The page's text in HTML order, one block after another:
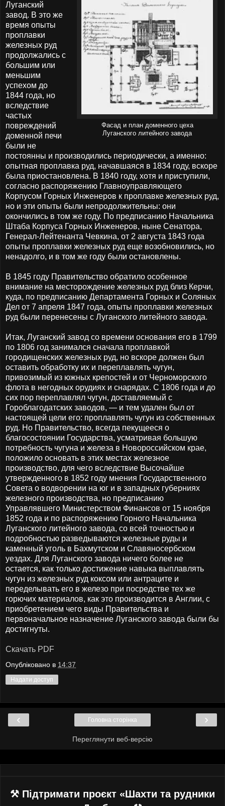
Фасад и план доменного цеха
Луганского литейного завода
Луганский
завод. В это же
время опыты
проплавки
железных руд
продолжались с
большим или
меньшим
успехом до
1844 года, но
вследствие
частых
повреждений
доменной печи
были не
постоянны и производились периодически, а именно:
опытная проплавка руд, начавшаяся в 1834 году, вскоре
была приостановлена. В 1840 году, хотя и приступили,
согласно распоряжению Главноуправляющего
Корпусом Горных Инженеров к проплавке железных руд,
но и эти опыты были непродолжительны: они
окончились в том же году. По предписанию Начальника
Штаба Корпуса Горных Инженеров, ныне Сенатора,
Генерал-Лейтенанта Чевкина, от 2 августа 1843 года
опыты проплавки железных руд еще возобновились, но
ненадолго, и в том же году были остановлены.
В 1845 году Правительство обратило особенное
внимание на месторождение железных руд близ Керчи,
куда, по предписанию Департамента Горных и Соляных
Дел от 7 апреля 1847 года, опыты проплавки железных
руд были перенесены с Луганского литейного завода.
Итак, Луганский завод со времени основания его в 1799
по 1806 год занимался сначала проплавкой
городищенских железных руд, но вскоре должен был
оставить обработку их и переплавлять чугун,
привозимый из южных крепостей и от Черноморского
флота в негодных орудиях и снарядах. С 1806 года и до
сих пор переплавлял чугун, доставляемый с
Гороблагодатских заводов, — и тем удален был от
настоящей цели его: проплавлять чугун из собственных
руд. Но Правительство, всегда пекущееся о
благосостоянии Государства, усматривая большую
потребность чугуна и железа в Новороссийском крае,
положило основать в этих местах железное
производство, для чего вследствие Высочайше
утвержденного в 1852 году мнения Государственного
Совета о водворении на юг и в западных губерниях
железного производства, но предписанию
Управлявшего Министерством Финансов от 15 ноября
1852 года и по распоряжению Горного Начальника
Луганского литейного завода, со всей точностью и
подробностью разведываются железные руды и
каменный уголь в Бахмутском и Славяносербском
уездах. Для Луганского завода ничего более не
остается, как только достижение навыка выплавлять
чугун из железных руд коксом или антраците и
переделывать его в железо при посредстве тех же
горючих материалов, как это производится в Англии, с
приобретением чего виды Правительства и
первоначальное назначение Луганского завода были бы
достигнуты.
Скачать PDF
Опубліковано в 14:37
Надати доступ
‹ ›
Головна сторінка
Переглянути веб-версію
⚒ Підтримати проєкт «Шахти та рудники